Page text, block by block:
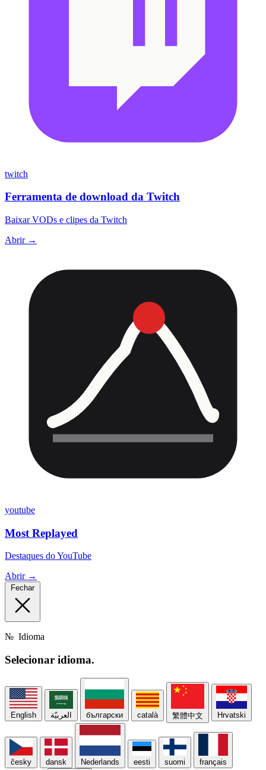
twitch
Ferramenta de download da Twitch
Baixar VODs e clipes da Twitch
Abrir →
youtube
Most Replayed
Destaques do YouTube
Abrir →
Fechar
№ Idioma
Selecionar idioma.
English العربيّة български català 繁體中文 Hrvatski
česky dansk Nederlands eesti suomi français